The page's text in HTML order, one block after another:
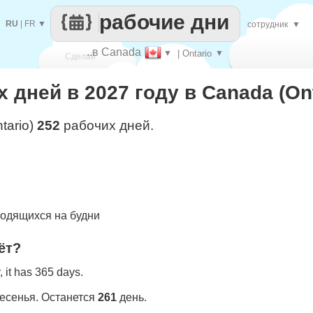
Сделай
каждый
..в Canada ▼ | Ontario ▼
рабочие дни
RU FR ▼ сотрудник ▼
дней в 2027 году в Canada
252 рабочих дней.
на будни
it has 365 days.
Останется 261 день.